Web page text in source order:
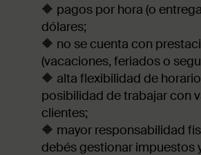
🔶 pagos por hora (o
dólares;
🔶 no se cuenta con
(vacaciones, feriados o
🔶 alta flexibilidad de
posibilidad de trabajar con
clientes;
🔶 mayor responsabilidad
debés gestionar impuestos